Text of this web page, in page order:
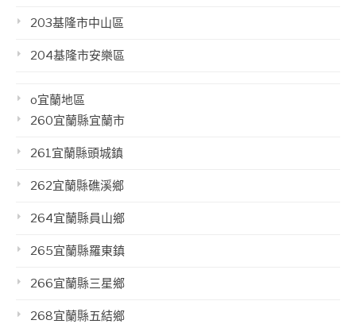
203基隆市中山區
204基隆市安樂區
o宜蘭地區
260宜蘭縣宜蘭市
261宜蘭縣頭城鎮
262宜蘭縣礁溪鄉
264宜蘭縣員山鄉
265宜蘭縣羅東鎮
266宜蘭縣三星鄉
268宜蘭縣五結鄉